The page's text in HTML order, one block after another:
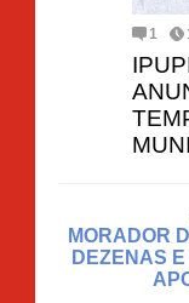
1
MORADOR
DEZENAS